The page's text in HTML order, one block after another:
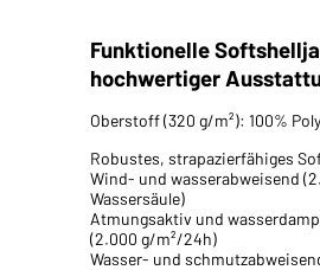
Funktionelle
hochwertiger
Oberstoff (320 g/m²): 100%
Robustes, strapazierfähiges
Wind- und wasserabweisend
Wassersäule)
Atmungsaktiv und
(2.000 g/m²/24h)
Wasser- und